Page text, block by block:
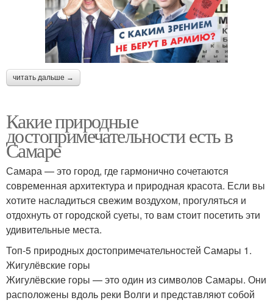
читать дальше →
Какие природные
достопримечательности есть в
Самаре
Самара — это город, где гармонично сочетаются
современная архитектура и природная красота. Если вы
хотите насладиться свежим воздухом, прогуляться и
отдохнуть от городской суеты, то вам стоит посетить эти
удивительные места.
Топ-5 природных достопримечательностей Самары 1.
Жигулёвские горы
Жигулёвские горы — это один из символов Самары. Они
расположены вдоль реки Волги и представляют собой